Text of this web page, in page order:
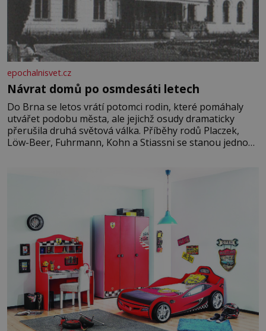
epochalnisvet.cz
Návrat domů po osmdesáti letech
Do Brna se letos vrátí potomci rodin, které pomáhaly
utvářet podobu města, ale jejichž osudy dramaticky
přerušila druhá světová válka. Příběhy rodů Placzek,
Löw-Beer, Fuhrmann, Kohn a Stiassni se stanou jednou
kultury ŠTETL FEST 2026. Některé návraty nejsou
jednoduché. Místa, která si člověk pamatuje z rodinných